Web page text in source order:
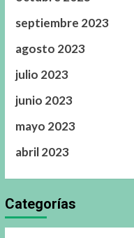
septiembre 2023
agosto 2023
julio 2023
junio 2023
mayo 2023
abril 2023
Categorías